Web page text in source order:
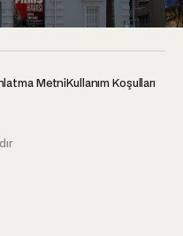
MetniKullanım Koşulları